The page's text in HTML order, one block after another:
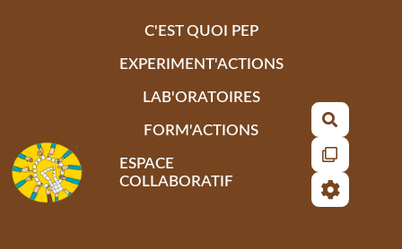
C'EST QUOI PEP
EXPERIMENT'ACTIONS
LAB'ORATOIRES
FORM'ACTIONS
ESPACE
COLLABORATIF